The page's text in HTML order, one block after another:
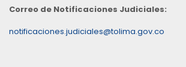
Correo de Notificaciones Judiciales:
notificaciones.judiciales@tolima.gov.co